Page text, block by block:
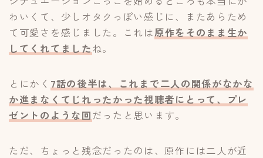
わいくて、少しオタクっぽい感じに、またあらため
て可愛さを感じました。これは原作をそのまま生か
してくれてました ね。
とにかく 7話の後半は、これまで二人の関係がなかな
か進まなくてじれったかった視聴者にとって、プレ
ゼントのような回だったと思います。
ただ、ちょっと残念だったのは、原作には二人が近